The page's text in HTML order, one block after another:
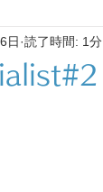
日 読了時間: 1分